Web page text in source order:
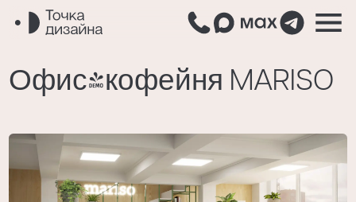
Заполните форму
— и мы вам
перезвоним
Как вас зовут?
Офис-кофейня MARISO